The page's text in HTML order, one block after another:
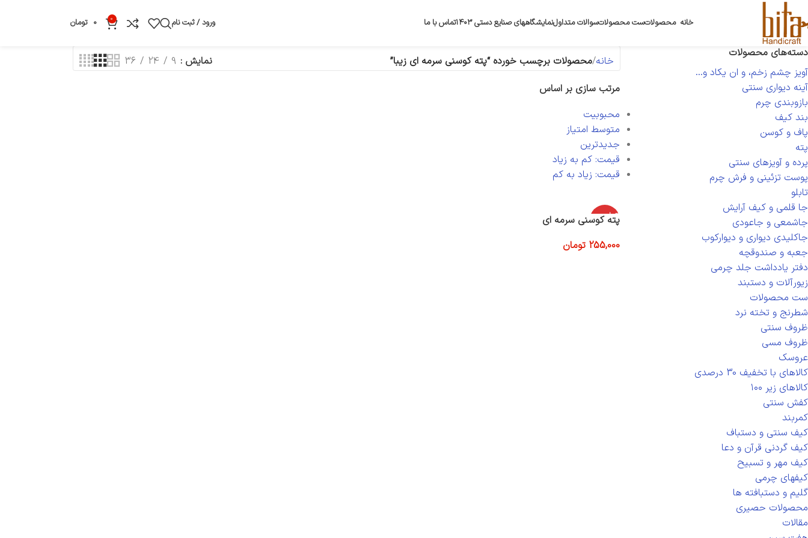
خانه محصولاتست محصولاتسوالات متداولنمایشگاههای صنایع دستی ۱۴۰۳ تماس با ما ورود / ثبت نام 0
0 تومان
دسته‌های محصولات
آویز چشم زخم، و ان یکاد و...
آینه دیواری سنتی
بازوبندی چرم
بند کیف
پاف و کوسن
پته
پرده و آویزهای سنتی
پوست تزئینی و فرش چرم
تابلو
جا قلمی و کیف آرایش
جاشمعی و جاعودی
جاکلیدی دیواری و دیوارکوب
جعبه و صندوقچه
دفتر یادداشت جلد چرمی
زیورآلات و دستبند
ست محصولات
شطرنج و تخته نرد
ظروف سنتی
ظروف مسی
عروسک
کالاهای با تخفیف 30 درصدی
کالاهای زیر ۱۰۰
کفش سنتی
کمربند
کیف سنتی و دستباف
کیف گردنی قرآن و دعا
کیف مهر و تسبیح
کیفهای چرمی
گلیم و دستبافته ها
محصولات حصیری
مقالات
خانه محصولات برچسب خورده “پته کوسنی سرمه ای زیبا” نمایش 9
24
36
مرتب سازی بر اساس
محبوبیت
متوسط امتیاز
جدیدترین
قیمت: کم به زیاد
قیمت: زیاد به کم
اتمام موج
ودی
پته کوسنی سرمه ای
255,000 تومان